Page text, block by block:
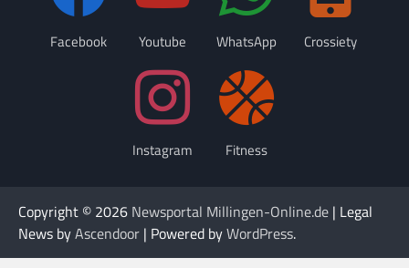
Facebook Youtube WhatsApp Crossiety
Instagram Fitness
Copyright © 2026 Newsportal Millingen-Online.de | Legal
News byAscendoor | Powered byWordPress.